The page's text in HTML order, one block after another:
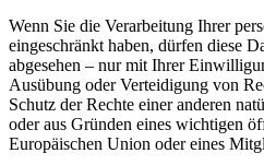
Wenn Sie die Verarbeitung Ihrer
eingeschränkt haben, dürfen diese
abgesehen – nur mit Ihrer
Ausübung oder Verteidigung von
Schutz der Rechte einer anderen
oder aus Gründen eines wichtigen
Europäischen Union oder eines